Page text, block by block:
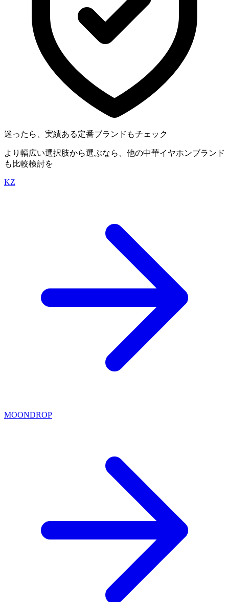
迷ったら、実績ある定番ブランドもチェック
より幅広い選択肢から選ぶなら、他の中華イヤホンブランド
も比較検討を
KZ
MOONDROP